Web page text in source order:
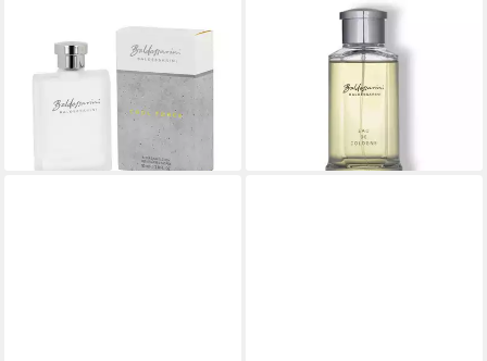
After Shave Lotion Cool
Force
(327,78 €/ 1 l)
lieferbar - in 2-3 Werktagen bei dir
BALDESSARINI
Eau de Toilette Baldessarini
Classic Eau de Cologne 75 ml,
lieferbar - in 2-3 Werktagen bei dir